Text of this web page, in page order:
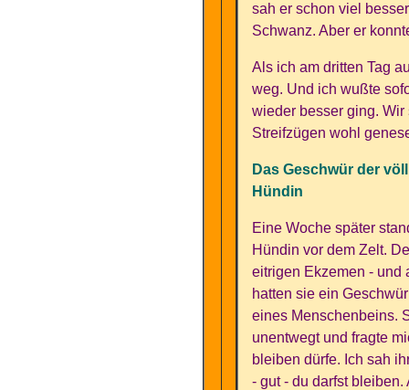
sah er schon viel
Schwanz. Aber er
Als ich am dritten Tag
weg. Und ich wußte
wieder besser ging.
Streifzügen wohl
Das Geschwür der
Hündin
Eine Woche später
Hündin vor dem Zelt.
eitrigen Ekzemen - und
hatten sie ein
eines Menschenbeins.
unentwegt und fragte
bleiben dürfe. Ich sah
- gut - du darfst